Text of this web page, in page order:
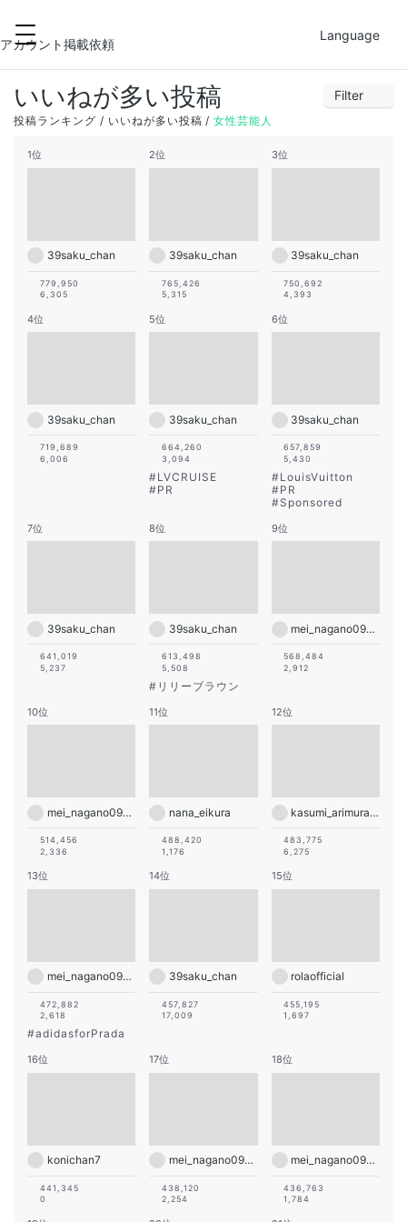
アカウント掲載依頼
Language
いいねが多い投稿
4
5
6 7 8 9 10
11
12
13 14
18
19
20 21 22
26
30
2 3
7
15
16 17 18 19 20
21
Filter
投稿ランキング いいねが多い投稿 女性芸能人
1位
39saku_chan
779,950
6,305
2位
39saku_chan
765,426
5,315
3位
39saku_chan
750,692
4,393
4位
39saku_chan
719,689
6,006
5位
39saku_chan
664,260
3,094
#LVCRUISE
#PR
6位
39saku_chan
657,859
5,430
#LouisVuitton
#PR
#Sponsored
7位
39saku_chan
641,019
5,237
8位
39saku_chan
613,498
5,508
# リリーブラウン
9位
mei_nagano0924official
568,484
2,912
10位
mei_nagano0924official
514,456
2,336
11位
nana_eikura
488,420
1,176
12位
kasumi_arimura.official
483,775
6,275
13位
mei_nagano0924official
472,882
2,618
#adidasforPrada
14位
39saku_chan
457,827
17,009
15位
rolaofficial
455,195
1,697
16位
konichan7
441,345
0
17位
mei_nagano0924official
438,120
2,254
18位
mei_nagano0924official
436,763
1,784